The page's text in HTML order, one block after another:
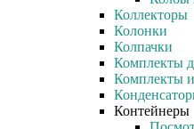
Коллекторы
Колонки
Колпачки
Комплекты
Комплекты
Контейнеры